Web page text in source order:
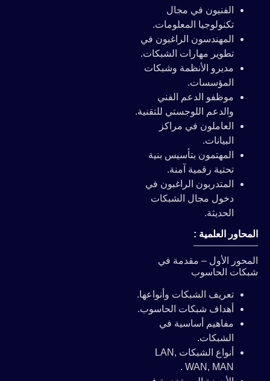
الفنيون في مجال
تكنولوجيا المعلومات.
المهندسون الراغبون في
تطوير مهارات الشبكات.
مديرو الأنظمة وشبكات
المؤسسات.
موظفو الدعم الفني
والدعم اللوجستي للتقنية.
العاملون في مراكز
البيانات.
المهتمون بتأسيس بنية
تحتية رقمية آمنة.
المتدربون الراغبون في
دخول مجال الشبكات
الحديثة.
المحاور العلمية :
المحور الأول – مقدمة في
شبكات الحاسوب
تعريف الشبكات وأنواعها.
أهداف شبكات الحاسوب.
مفاهيم أساسية في
الشبكات.
أنواع الشبكات LAN,
WAN, MAN .